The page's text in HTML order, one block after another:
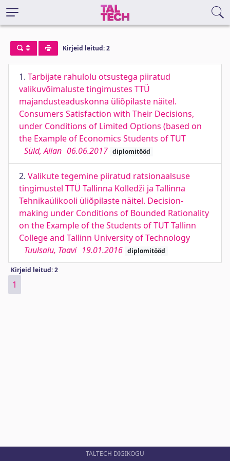
Kirjeid leitud: 2
1. Tarbijate rahulolu otsustega piiratud
valikuvõimaluste tingimustes TTÜ
majandusteaduskonna üliõpilaste näitel.
Consumers Satisfaction with Their Decisions,
under Conditions of Limited Options (based on
the Example of Economics Students of TUT
Süld, Allan 06.06.2017 diplomitööd
2. Valikute tegemine piiratud ratsionaalsuse
tingimustel TTÜ Tallinna Kolledži ja Tallinna
Tehnikaülikooli üliõpilaste näitel. Decision-
making under Conditions of Bounded Rationality
on the Example of the Students of TUT Tallinn
College and Tallinn University of Technology
Tuulsalu, Taavi 19.01.2016 diplomitööd
Kirjeid leitud: 2
1
TALTECH DIGIKOGU